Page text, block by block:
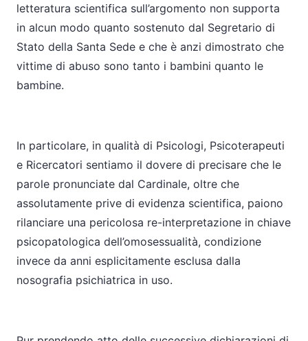
letteratura scientifica sull’argomento non supporta
in alcun modo quanto sostenuto dal Segretario di
Stato della Santa Sede e che è anzi dimostrato che
vittime di abuso sono tanto i bambini quanto le
bambine.
In particolare, in qualità di Psicologi, Psicoterapeuti
e Ricercatori sentiamo il dovere di precisare che le
parole pronunciate dal Cardinale, oltre che
assolutamente prive di evidenza scientifica, paiono
rilanciare una pericolosa re-interpretazione in chiave
psicopatologica dell’omosessualità, condizione
invece da anni esplicitamente esclusa dalla
nosografia psichiatrica in uso.